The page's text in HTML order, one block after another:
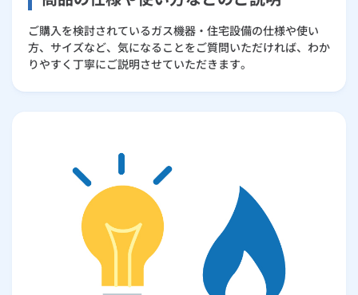
ご購入を検討されているガス機器・住宅設備の仕様や使い
方、サイズなど、気になることをご質問いただければ、わか
りやすく丁寧にご説明させていただきます。